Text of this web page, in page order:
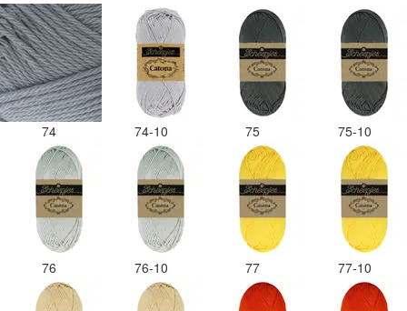
74 74-10 75 75-10
76 76-10 77 77-10